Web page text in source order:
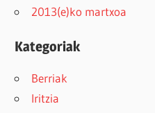
2013(e)ko martxoa
Kategoriak
Berriak
Iritzia